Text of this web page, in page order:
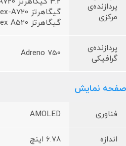
پردازنده‌ی
مرکزی
گیگاهرتز Cortex A520
پردازنده‌ی
گرافیکی
Adreno 750
صفحه نمایش
فناوری AMOLED
اندازه 6.78 اینچ